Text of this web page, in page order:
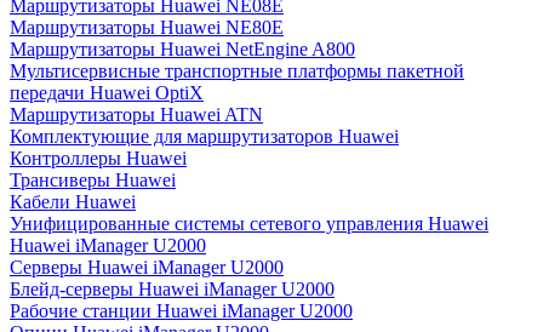
Маршрутизаторы Huawei NE08E
Маршрутизаторы Huawei NE80E
Маршрутизаторы Huawei NetEngine A800
Мультисервисные транспортные платформы пакетной
передачи Huawei OptiX
Маршрутизаторы Huawei ATN
Комплектующие для маршрутизаторов Huawei
Контроллеры Huawei
Трансиверы Huawei
Кабели Huawei
Унифицированные системы сетевого управления Huawei
Huawei iManager U2000
Серверы Huawei iManager U2000
Блейд-серверы Huawei iManager U2000
Рабочие станции Huawei iManager U2000